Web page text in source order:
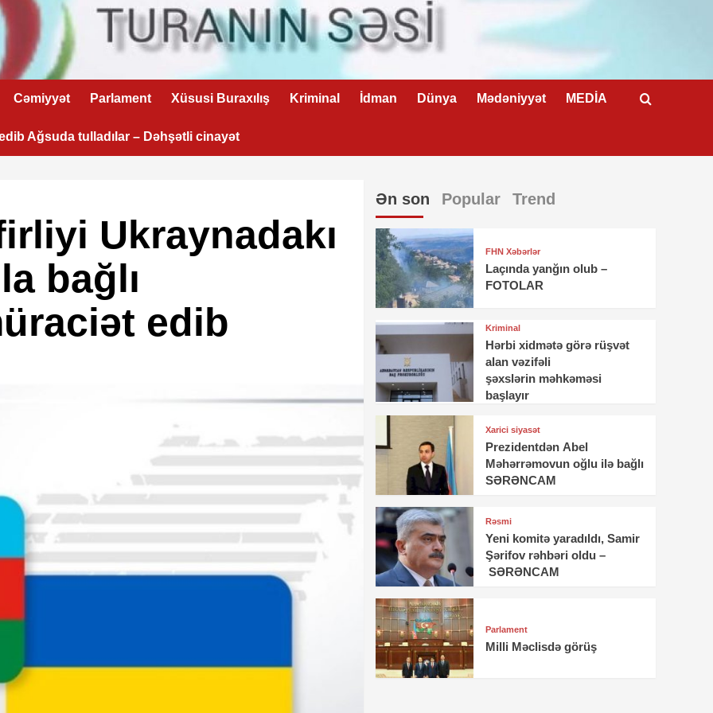
Cəmiyyət Parlament Xüsusi Buraxılış Kriminal İdman Dünya Mədəniyyət MEDİA
Ağsuda tulladılar – Dəhşətli cinayət
Ukraynadakı
bağlı
edib
Ən son Popular Trend
FHN Xəbərlər
Laçında yanğın olub –
FOTOLAR
Kriminal
Hərbi xidmətə görə rüşvət
alan vəzifəli
şəxslərin məhkəməsi
başlayır
Xarici siyasət
Prezidentdən Abel
Məhərrəmovun oğlu ilə bağlı
SƏRƏNCAM
Rəsmi
Yeni komitə yaradıldı, Samir
Şərifov rəhbəri oldu –
SƏRƏNCAM
Parlament
Milli Məclisdə görüş